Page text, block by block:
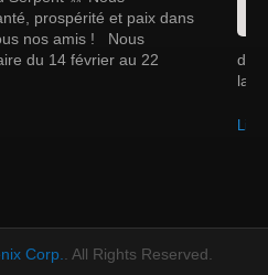
prospérité et paix dans
nos amis ! Nous
du 14 février au 22
la
Lire
Corp.. All Rights Reserved.